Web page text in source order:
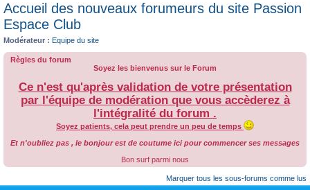
Accueil des nouveaux forumeurs du site Passion
Espace Club
Modérateur : Equipe du site
Règles du forum
Soyez les bienvenus sur le Forum
Ce n'est qu'après validation de votre présentation
par l'équipe de modération que vous accèderez à
l'intégralité du forum .
Soyez patients, cela peut prendre un peu de temps
Et n'oubliez pas , le bonjour est de coutume ici pour commencer ses messages
Bon surf parmi nous
Marquer tous les sous-forums comme lus